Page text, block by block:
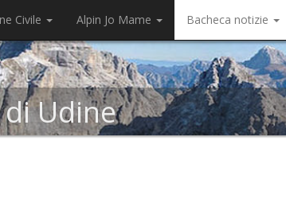
Civile Alpin Jo Mame Bacheca notizie
Udine